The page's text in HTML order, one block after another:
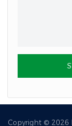
Copyright © 2026